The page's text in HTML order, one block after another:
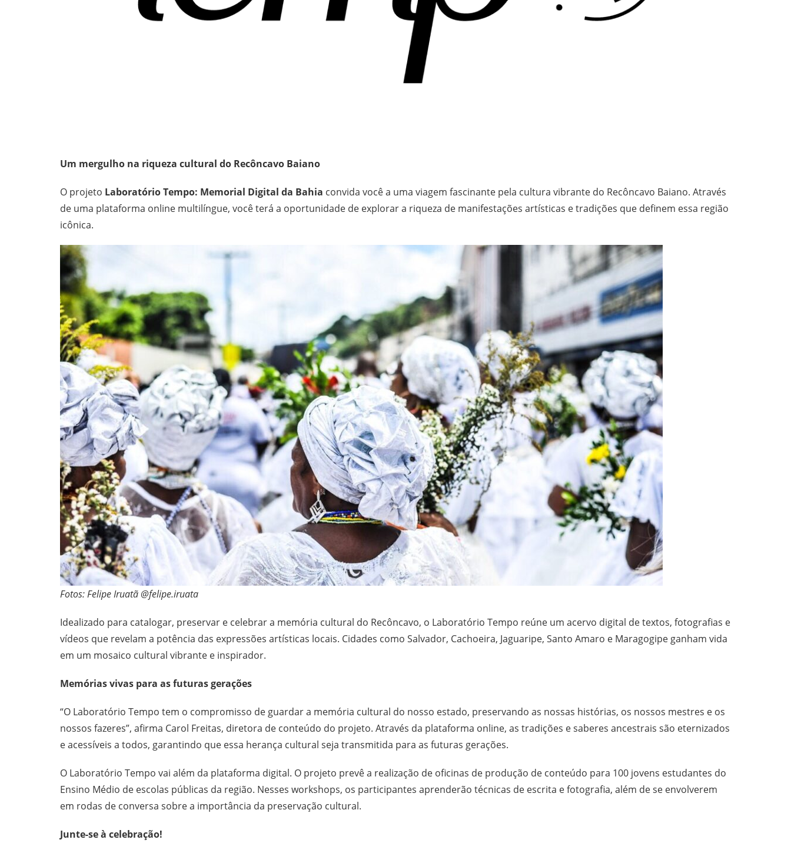
Um mergulho na riqueza cultural do Recôncavo Baiano
O projeto Laboratório Tempo: Memorial Digital da Bahia convida você a uma viagem fascinante pela cultura vibrante do Recôncavo Baiano. Através
de uma plataforma online multilíngue, você terá a oportunidade de explorar a riqueza de manifestações artísticas e tradições que definem essa região
icônica.
Fotos: Felipe Iruatã @felipe.iruata
Idealizado para catalogar, preservar e celebrar a memória cultural do Recôncavo, o Laboratório Tempo reúne um acervo digital de textos, fotografias e
vídeos que revelam a potência das expressões artísticas locais. Cidades como Salvador, Cachoeira, Jaguaripe, Santo Amaro e Maragogipe ganham vida
em um mosaico cultural vibrante e inspirador.
Memórias vivas para as futuras gerações
“O Laboratório Tempo tem o compromisso de guardar a memória cultural do nosso estado, preservando as nossas histórias, os nossos mestres e os
nossos fazeres”, afirma Carol Freitas, diretora de conteúdo do projeto. Através da plataforma online, as tradições e saberes ancestrais são eternizados
e acessíveis a todos, garantindo que essa herança cultural seja transmitida para as futuras gerações.
O Laboratório Tempo vai além da plataforma digital. O projeto prevê a realização de oficinas de produção de conteúdo para 100 jovens estudantes do
Ensino Médio de escolas públicas da região. Nesses workshops, os participantes aprenderão técnicas de escrita e fotografia, além de se envolverem
em rodas de conversa sobre a importância da preservação cultural.
Junte-se à celebração!